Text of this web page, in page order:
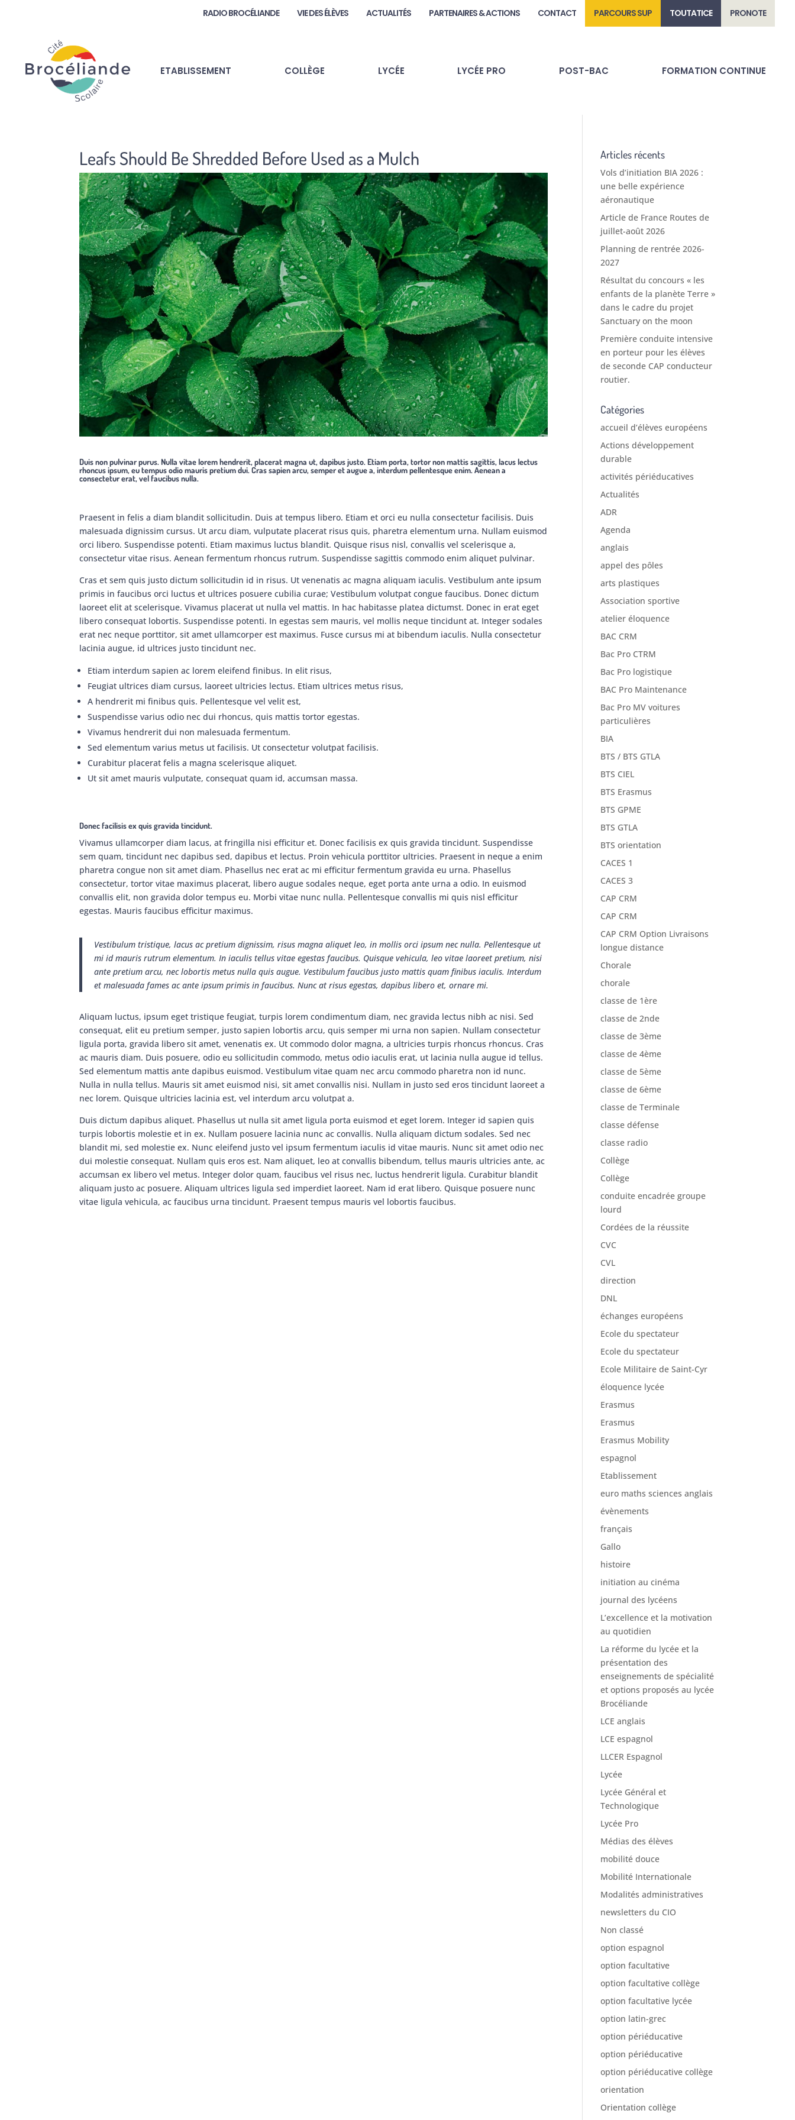
RADIO BROCÉLIANDE VIE DES ÉLÈVES ACTUALITÉS PARTENAIRES & ACTIONS CONTACT PARCOURS SUP TOUTATICE PRONOTE
ETABLISSEMENT COLLÈGE LYCÉE LYCÉE PRO POST-BAC FORMATION CONTINUE
Leafs Should Be Shredded Before Used as a Mulch
Duis non pulvinar purus. Nulla vitae lorem hendrerit, placerat magna ut, dapibus justo. Etiam porta, tortor non mattis sagittis, lacus lectus
rhoncus ipsum, eu tempus odio mauris pretium dui. Cras sapien arcu, semper et augue a, interdum pellentesque enim. Aenean a
consectetur erat, vel faucibus nulla.
Praesent in felis a diam blandit sollicitudin. Duis at tempus libero. Etiam et orci eu nulla consectetur facilisis. Duis
malesuada dignissim cursus. Ut arcu diam, vulputate placerat risus quis, pharetra elementum urna. Nullam euismod
orci libero. Suspendisse potenti. Etiam maximus luctus blandit. Quisque risus nisl, convallis vel scelerisque a,
consectetur vitae risus. Aenean fermentum rhoncus rutrum. Suspendisse sagittis commodo enim aliquet pulvinar.
Cras et sem quis justo dictum sollicitudin id in risus. Ut venenatis ac magna aliquam iaculis. Vestibulum ante ipsum
primis in faucibus orci luctus et ultrices posuere cubilia curae; Vestibulum volutpat congue faucibus. Donec dictum
laoreet elit at scelerisque. Vivamus placerat ut nulla vel mattis. In hac habitasse platea dictumst. Donec in erat eget
libero consequat lobortis. Suspendisse potenti. In egestas sem mauris, vel mollis neque tincidunt at. Integer sodales
erat nec neque porttitor, sit amet ullamcorper est maximus. Fusce cursus mi at bibendum iaculis. Nulla consectetur
lacinia augue, id ultrices justo tincidunt nec.
Etiam interdum sapien ac lorem eleifend finibus. In elit risus,
Feugiat ultrices diam cursus, laoreet ultricies lectus. Etiam ultrices metus risus,
A hendrerit mi finibus quis. Pellentesque vel velit est,
Suspendisse varius odio nec dui rhoncus, quis mattis tortor egestas.
Vivamus hendrerit dui non malesuada fermentum.
Sed elementum varius metus ut facilisis. Ut consectetur volutpat facilisis.
Curabitur placerat felis a magna scelerisque aliquet.
Ut sit amet mauris vulputate, consequat quam id, accumsan massa.
Donec facilisis ex quis gravida tincidunt.
Vivamus ullamcorper diam lacus, at fringilla nisi efficitur et. Donec facilisis ex quis gravida tincidunt. Suspendisse
sem quam, tincidunt nec dapibus sed, dapibus et lectus. Proin vehicula porttitor ultricies. Praesent in neque a enim
pharetra congue non sit amet diam. Phasellus nec erat ac mi efficitur fermentum gravida eu urna. Phasellus
consectetur, tortor vitae maximus placerat, libero augue sodales neque, eget porta ante urna a odio. In euismod
convallis elit, non gravida dolor tempus eu. Morbi vitae nunc nulla. Pellentesque convallis mi quis nisl efficitur
egestas. Mauris faucibus efficitur maximus.
Vestibulum tristique, lacus ac pretium dignissim, risus magna aliquet leo, in mollis orci ipsum nec nulla. Pellentesque ut
mi id mauris rutrum elementum. In iaculis tellus vitae egestas faucibus. Quisque vehicula, leo vitae laoreet pretium, nisi
ante pretium arcu, nec lobortis metus nulla quis augue. Vestibulum faucibus justo mattis quam finibus iaculis. Interdum
et malesuada fames ac ante ipsum primis in faucibus. Nunc at risus egestas, dapibus libero et, ornare mi.
Aliquam luctus, ipsum eget tristique feugiat, turpis lorem condimentum diam, nec gravida lectus nibh ac nisi. Sed
consequat, elit eu pretium semper, justo sapien lobortis arcu, quis semper mi urna non sapien. Nullam consectetur
ligula porta, gravida libero sit amet, venenatis ex. Ut commodo dolor magna, a ultricies turpis rhoncus rhoncus. Cras
ac mauris diam. Duis posuere, odio eu sollicitudin commodo, metus odio iaculis erat, ut lacinia nulla augue id tellus.
Sed elementum mattis ante dapibus euismod. Vestibulum vitae quam nec arcu commodo pharetra non id nunc.
Nulla in nulla tellus. Mauris sit amet euismod nisi, sit amet convallis nisi. Nullam in justo sed eros tincidunt laoreet a
nec lorem. Quisque ultricies lacinia est, vel interdum arcu volutpat a.
Duis dictum dapibus aliquet. Phasellus ut nulla sit amet ligula porta euismod et eget lorem. Integer id sapien quis
turpis lobortis molestie et in ex. Nullam posuere lacinia nunc ac convallis. Nulla aliquam dictum sodales. Sed nec
blandit mi, sed molestie ex. Nunc eleifend justo vel ipsum fermentum iaculis id vitae mauris. Nunc sit amet odio nec
dui molestie consequat. Nullam quis eros est. Nam aliquet, leo at convallis bibendum, tellus mauris ultricies ante, ac
accumsan ex libero vel metus. Integer dolor quam, faucibus vel risus nec, luctus hendrerit ligula. Curabitur blandit
aliquam justo ac posuere. Aliquam ultrices ligula sed imperdiet laoreet. Nam id erat libero. Quisque posuere nunc
vitae ligula vehicula, ac faucibus urna tincidunt. Praesent tempus mauris vel lobortis faucibus.
Articles récents
Vols d’initiation BIA 2026 :
une belle expérience
aéronautique
Article de France Routes de
juillet-août 2026
Planning de rentrée 2026-
2027
Résultat du concours « les
enfants de la planète Terre »
dans le cadre du projet
Sanctuary on the moon
Première conduite intensive
en porteur pour les élèves
de seconde CAP conducteur
routier.
Catégories
accueil d’élèves européens
Actions développement
durable
activités périéducatives
Actualités
ADR
Agenda
anglais
appel des pôles
arts plastiques
Association sportive
atelier éloquence
BAC CRM
Bac Pro CTRM
Bac Pro logistique
BAC Pro Maintenance
Bac Pro MV voitures
particulières
BIA
BTS / BTS GTLA
BTS CIEL
BTS Erasmus
BTS GPME
BTS GTLA
BTS orientation
CACES 1
CACES 3
CAP CRM
CAP CRM
CAP CRM Option Livraisons
longue distance
Chorale
chorale
classe de 1ère
classe de 2nde
classe de 3ème
classe de 4ème
classe de 5ème
classe de 6ème
classe de Terminale
classe défense
classe radio
Collège
Collège
conduite encadrée groupe
lourd
Cordées de la réussite
CVC
CVL
direction
DNL
échanges européens
Ecole du spectateur
Ecole du spectateur
Ecole Militaire de Saint-Cyr
éloquence lycée
Erasmus
Erasmus
Erasmus Mobility
espagnol
Etablissement
euro maths sciences anglais
évènements
français
Gallo
histoire
initiation au cinéma
journal des lycéens
L’excellence et la motivation
au quotidien
La réforme du lycée et la
présentation des
enseignements de spécialité
et options proposés au lycée
Brocéliande
LCE anglais
LCE espagnol
LLCER Espagnol
Lycée
Lycée Général et
Technologique
Lycée Pro
Médias des élèves
mobilité douce
Mobilité Internationale
Modalités administratives
newsletters du CIO
Non classé
option espagnol
option facultative
option facultative collège
option facultative lycée
option latin-grec
option périéducative
option périéducative
option périéducative collège
orientation
Orientation collège